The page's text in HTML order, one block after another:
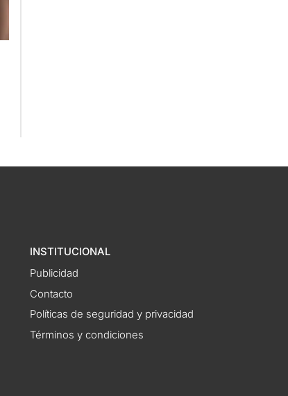
INSTITUCIONAL
Publicidad
Contacto
Políticas de seguridad y privacidad
Términos y condiciones